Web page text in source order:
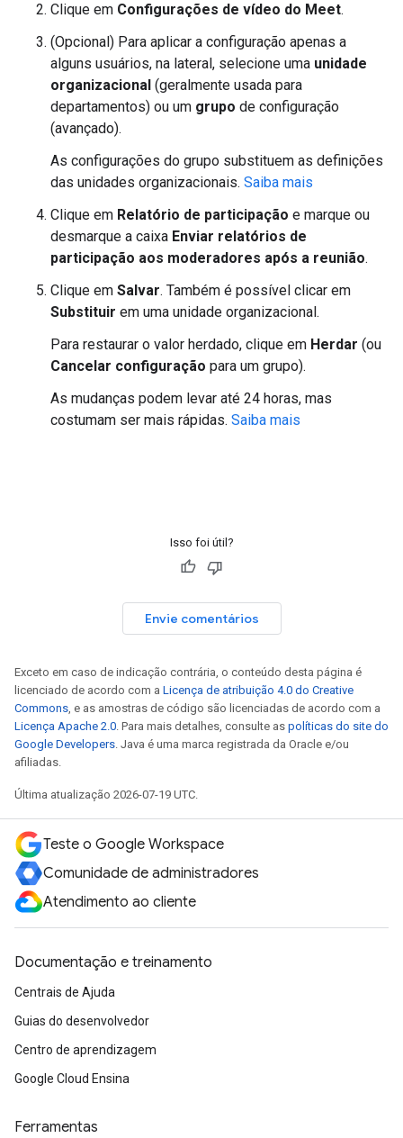
Clique em Configurações de vídeo do Meet.
(Opcional) Para aplicar a configuração apenas a
alguns usuários, na lateral, selecione uma unidade
organizacional (geralmente usada para
departamentos) ou um grupo de configuração
(avançado).
As configurações do grupo substituem as definições
das unidades organizacionais. Saiba mais
Clique em Relatório de participação e marque ou
desmarque a caixa Enviar relatórios de
participação aos moderadores após a reunião.
Clique em Salvar. Também é possível clicar em
Substituir em uma unidade organizacional.
Para restaurar o valor herdado, clique em Herdar (ou
Cancelar configuração para um grupo).
As mudanças podem levar até 24 horas, mas
costumam ser mais rápidas. Saiba mais
Isso foi útil?
Envie comentários
Exceto em caso de indicação contrária, o conteúdo desta página é
licenciado de acordo com a Licença de atribuição 4.0 do Creative
Commons, e as amostras de código são licenciadas de acordo com a
Licença Apache 2.0. Para mais detalhes, consulte as políticas do site do
Google Developers. Java é uma marca registrada da Oracle e/ou
afiliadas.
Última atualização 2026-07-19 UTC.
Teste o Google Workspace
Comunidade de administradores
Atendimento ao cliente
Documentação e treinamento
Centrais de Ajuda
Guias do desenvolvedor
Centro de aprendizagem
Google Cloud Ensina
Ferramentas